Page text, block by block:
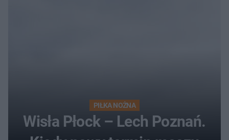
PIŁKA NOŻNA
Wisła Płock – Lech Poznań.